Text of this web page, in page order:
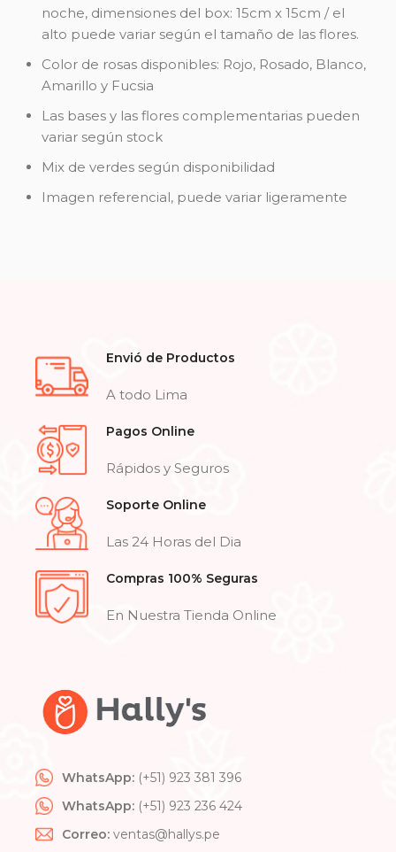
noche, dimensiones del box: 15cm x 15cm / el
alto puede variar según el tamaño de las flores.
Color de rosas disponibles: Rojo, Rosado, Blanco,
Amarillo y Fucsia
Las bases y las flores complementarias pueden
variar según stock
Mix de verdes según disponibilidad
Imagen referencial, puede variar ligeramente
Envió de Productos
A todo Lima
Pagos Online
Rápidos y Seguros
Soporte Online
Las 24 Horas del Dia
Compras 100% Seguras
En Nuestra Tienda Online
WhatsApp: (+51) 923 381 396
WhatsApp: (+51) 923 236 424
Correo: ventas@hallys.pe